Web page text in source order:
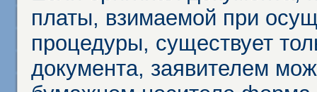
платы, взимаемой при
процедуры, существует
документа, заявителем